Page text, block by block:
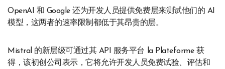
OpenAI 和 Google 还为开发人员提供免费层来测试他们的 AI
模型，这两者的速率限制都低于其昂贵的层。
Mistral 的新层级可通过其 API 服务平台 la Plateforme 获
得，该初创公司表示，它将允许开发人员免费试验、评估和